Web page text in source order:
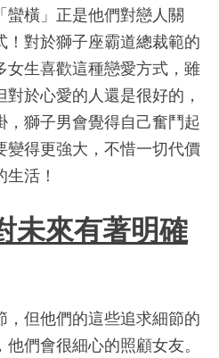
橫」正是他們對戀人關
對於獅子座霸道總裁範的
女生喜歡這種戀愛方式，雖
於心愛的人還是很好的，
獅子男會覺得自己奮鬥起
變得更強大，不惜一切代價
活！
未來有著明確
但他們的這些追求細節的
們會很細心的照顧女友。